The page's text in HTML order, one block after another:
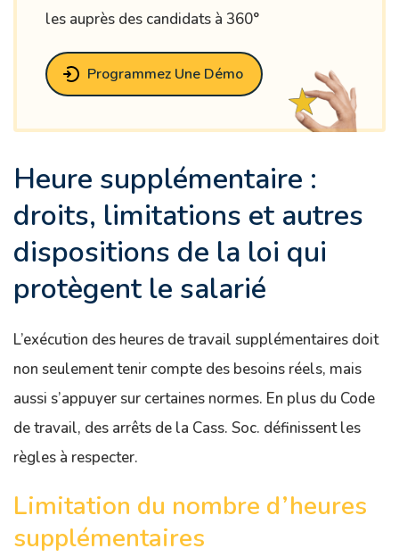
les auprès des candidats à 360°
Programmez Une Démo
Heure supplémentaire :
droits, limitations et autres
dispositions de la loi qui
protègent le salarié
L’exécution des heures de travail supplémentaires doit
non seulement tenir compte des besoins réels, mais
aussi s’appuyer sur certaines normes. En plus du Code
de travail, des arrêts de la Cass. Soc. définissent les
règles à respecter.
Limitation du nombre d’heures
supplémentaires